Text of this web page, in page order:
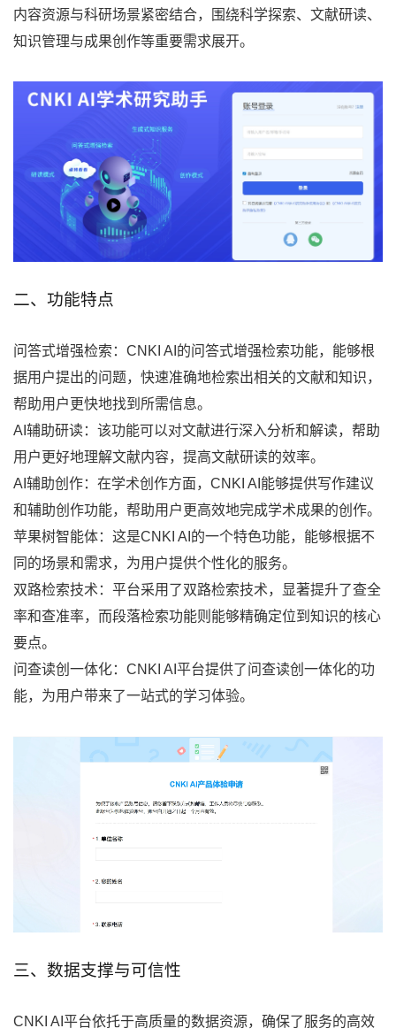
内容资源与科研场景紧密结合，围绕科学探索、文献研读、
知识管理与成果创作等重要需求展开。
二、功能特点
问答式增强检索：CNKI AI的问答式增强检索功能，能够根
据用户提出的问题，快速准确地检索出相关的文献和知识，
帮助用户更快地找到所需信息。
AI辅助研读：该功能可以对文献进行深入分析和解读，帮助
用户更好地理解文献内容，提高文献研读的效率。
AI辅助创作：在学术创作方面，CNKI AI能够提供写作建议
和辅助创作功能，帮助用户更高效地完成学术成果的创作。
苹果树智能体：这是CNKI AI的一个特色功能，能够根据不
同的场景和需求，为用户提供个性化的服务。
双路检索技术：平台采用了双路检索技术，显著提升了查全
率和查准率，而段落检索功能则能够精确定位到知识的核心
要点。
问查读创一体化：CNKI AI平台提供了问查读创一体化的功
能，为用户带来了一站式的学习体验。
三、数据支撑与可信性
CNKI AI平台依托于高质量的数据资源，确保了服务的高效